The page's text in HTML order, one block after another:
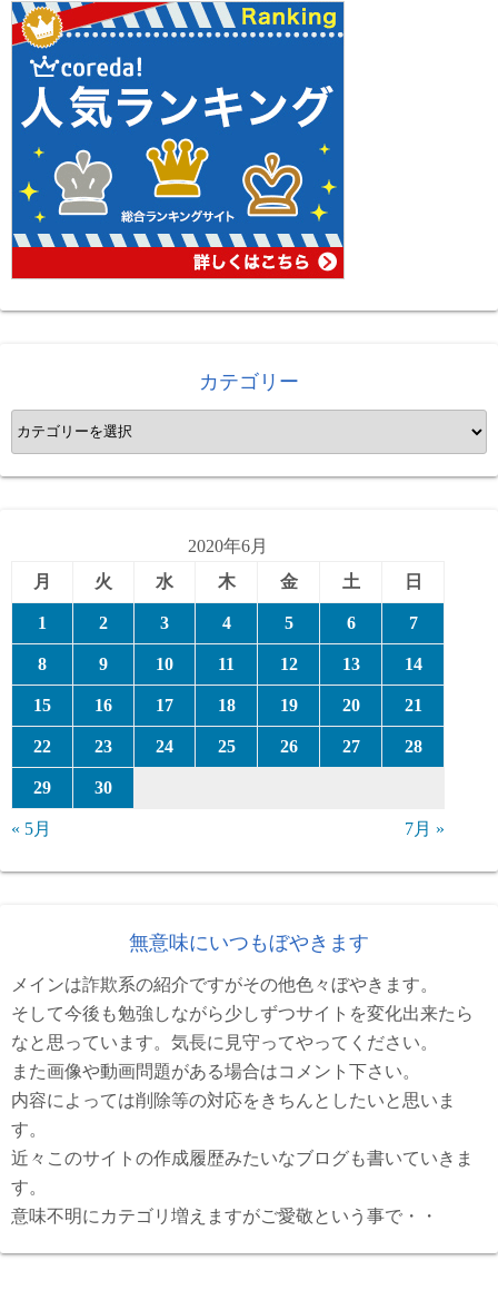
カテゴリー
カ
テ
ゴ
2020年6月
月
火 水 木 金 土 日
1 2 3 4 5 6 7
8 9 10 11 12 13 14
15 16 17 18 19 20 21
22 23 24 25 26 27 28
29 30
« 5月 7月 »
無意味にいつもぼやきます
メインは詐欺系の紹介ですがその他色々ぼやきます。
そして今後も勉強しながら少しずつサイトを変化出来たら
なと思っています。気長に見守ってやってください。
また画像や動画問題がある場合はコメント下さい。
内容によっては削除等の対応をきちんとしたいと思いま
す。
近々このサイトの作成履歴みたいなブログも書いていきま
す。
意味不明にカテゴリ増えますがご愛敬という事で・・